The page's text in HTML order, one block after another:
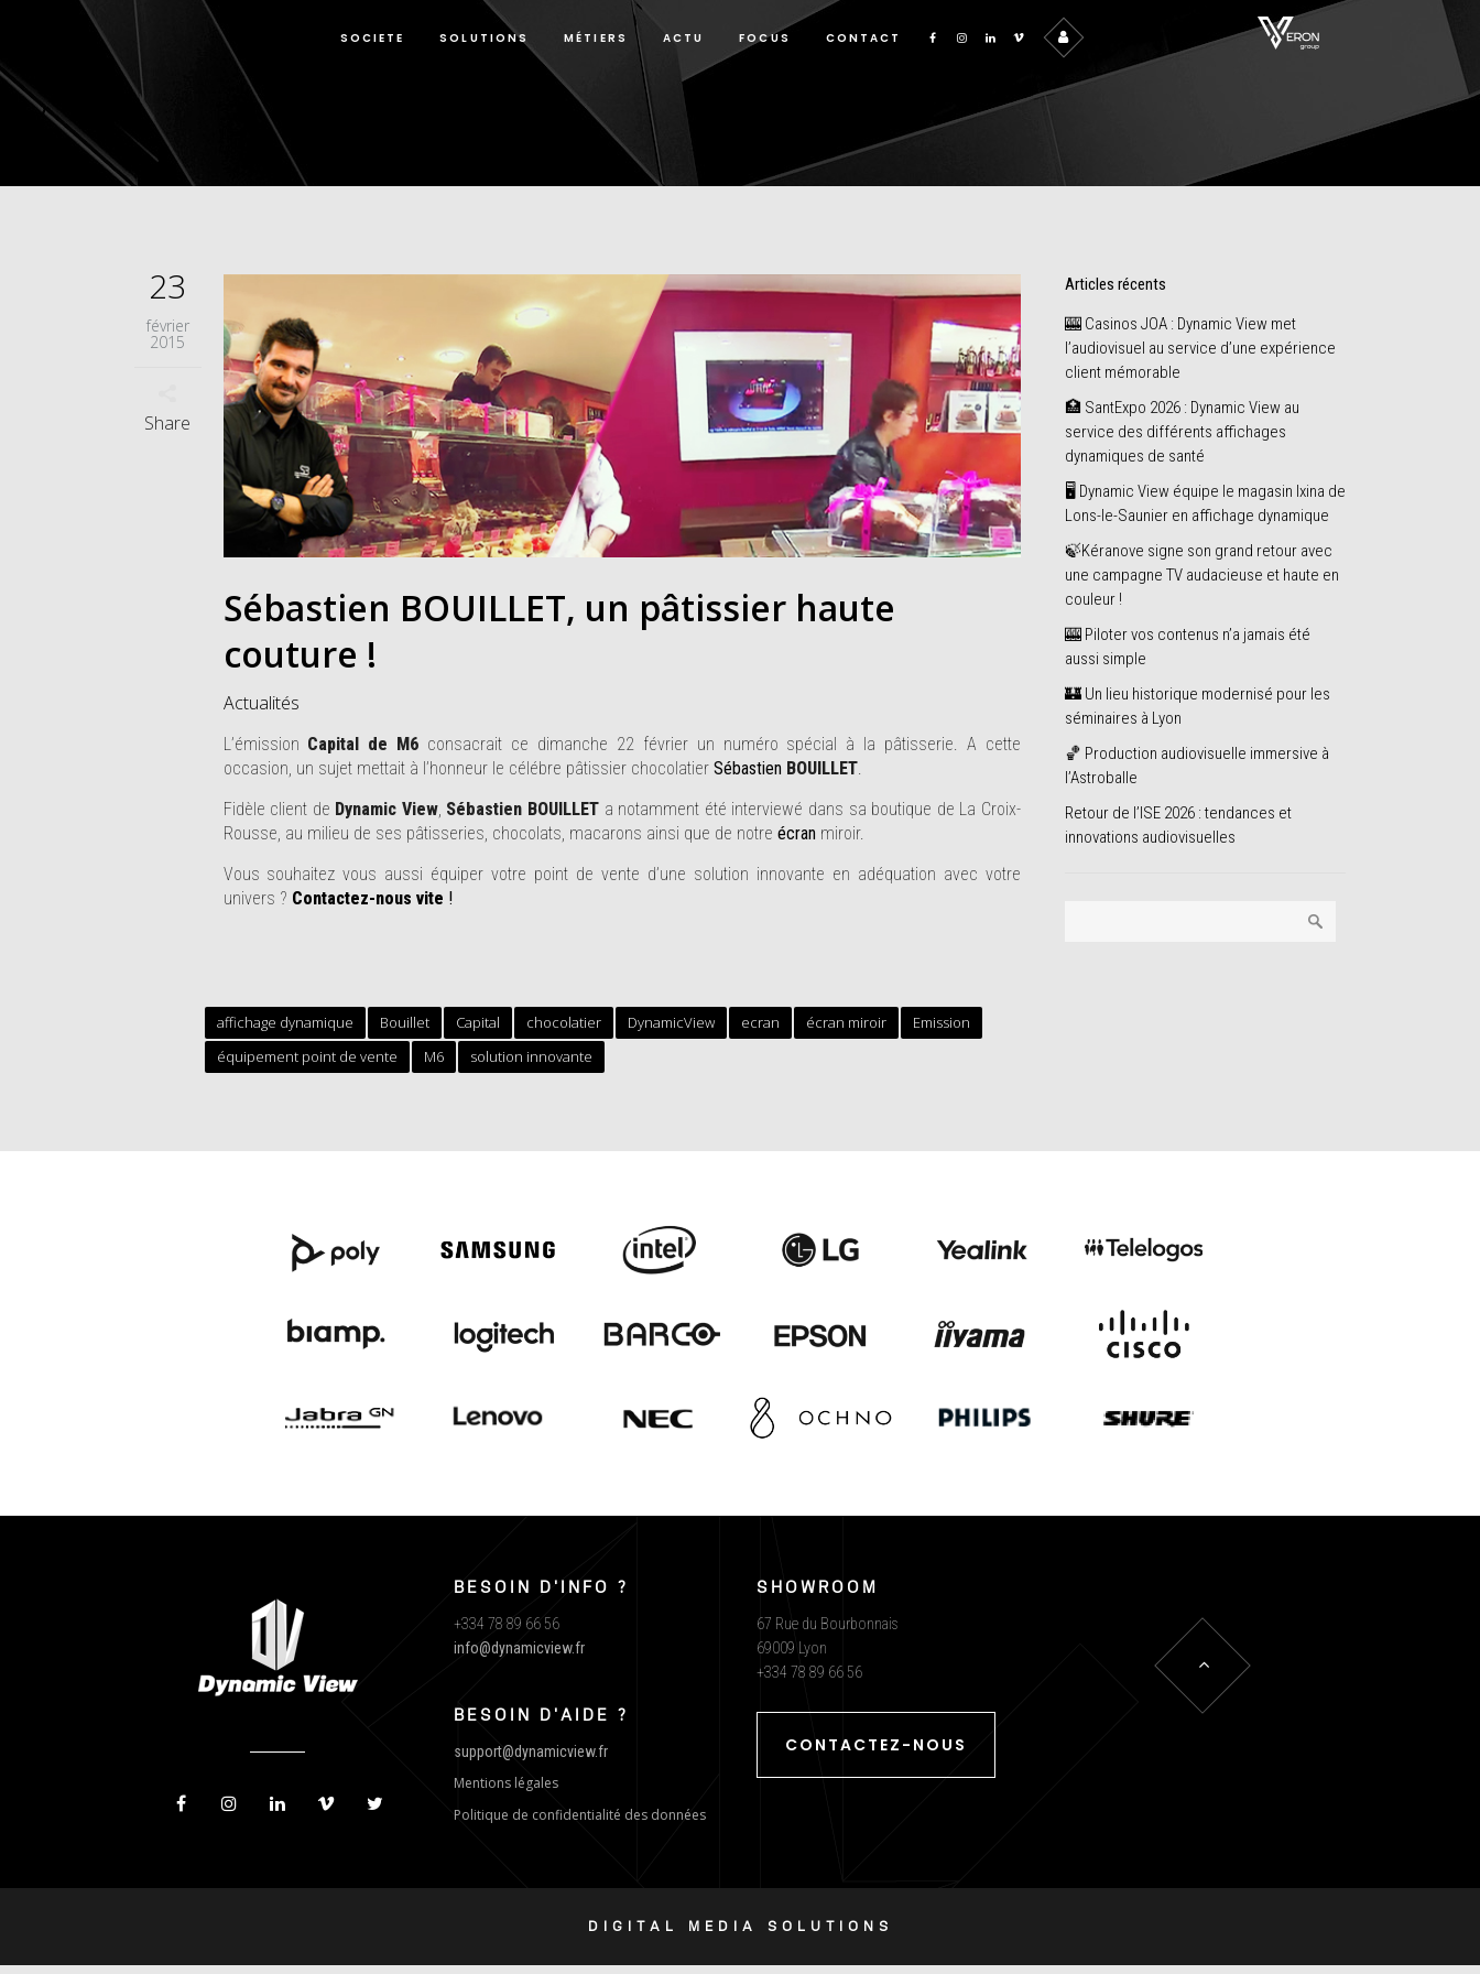
SOCIETE SOLUTIONS MÉTIERS ACTU FOCUS CONTACT
23
février
2015
Share
Sébastien BOUILLET, un pâtissier haute
couture !
Actualités
L’émission Capital de M6 consacrait ce dimanche 22 février un numéro spécial à la pâtisserie. A cette
occasion, un sujet mettait à l’honneur le célébre pâtissier chocolatier Sébastien BOUILLET.
Fidèle client de Dynamic View, Sébastien BOUILLET a notamment été interviewé dans sa boutique de La Croix-
Rousse, au milieu de ses pâtisseries, chocolats, macarons ainsi que de notre écran miroir.
Vous souhaitez vous aussi équiper votre point de vente d’une solution innovante en adéquation avec votre
univers ? Contactez-nous vite !
affichage dynamique Bouillet Capital chocolatier DynamicView ecran écran miroir
Emission
équipement point de vente
M6 solution innovante
Articles récents
🎰 Casinos JOA : Dynamic View met
l’audiovisuel au service d’une expérience
client mémorable
🏥 SantExpo 2026 : Dynamic View au
service des différents affichages
dynamiques de santé
🖥️ Dynamic View équipe le magasin Ixina de
Lons-le-Saunier en affichage dynamique
🍃Kéranove signe son grand retour avec
une campagne TV audacieuse et haute en
couleur !
🎰 Piloter vos contenus n’a jamais été
aussi simple
🏰 Un lieu historique modernisé pour les
séminaires à Lyon
🏀 Production audiovisuelle immersive à
l’Astroballe
Retour de l’ISE 2026 : tendances et
innovations audiovisuelles
BESOIN D'INFO ?
+334 78 89 66 56
info@dynamicview.fr
BESOIN D'AIDE ?
support@dynamicview.fr
Mentions légales
Politique de confidentialité des données
SHOWROOM
67 Rue du Bourbonnais
69009 Lyon
+334 78 89 66 56
CONTACTEZ-NOUS
DIGITAL MEDIA SOLUTIONS